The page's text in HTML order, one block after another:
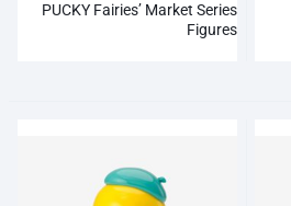
PUCKY Fairies’ Market Series
Figures